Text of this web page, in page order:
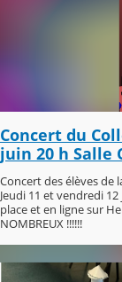
Concert du
juin 20 h Salle
Concert des élèves de
Jeudi 11 et vendredi
place et en ligne sur
NOMBREUX !!!!!!